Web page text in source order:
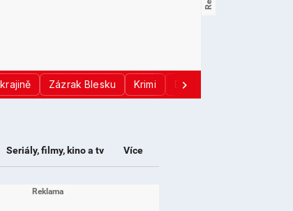
Zázrak Blesku Krimi Donald Trump
Seriály, filmy, kino a tv Více